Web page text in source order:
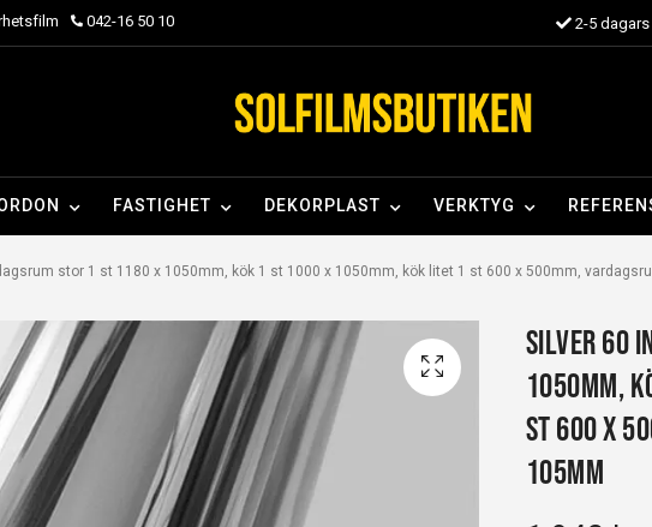
042-16 50 10 2-5
FASTIGHET DEKORPLAST VERKTYG
stor 1 st 1180 x 1050mm, kök 1 st 1000 x 1050mm, kök litet 1 st 600 x 500mm,
Silver 60
1050mm,
st 600 x
105mm